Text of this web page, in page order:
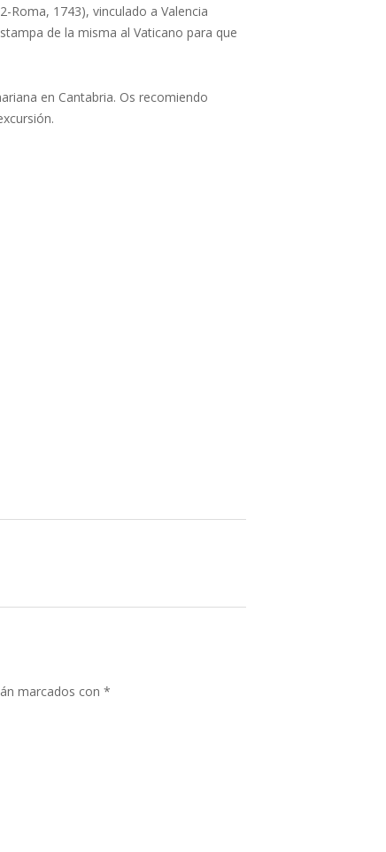
Roma, 1743), vinculado a Valencia
de la misma al Vaticano para que
en Cantabria. Os recomiendo
marcados con *